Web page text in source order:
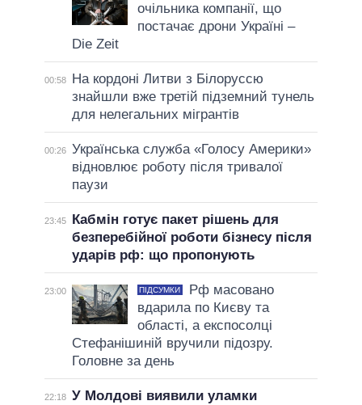
очільника компанії, що
постачає дрони Україні –
Die Zeit
00:58
На кордоні Литви з Білоруссю
знайшли вже третій підземний тунель
для нелегальних мігрантів
00:26 Українська служба «Голосу Америки»
відновлює роботу після тривалої
паузи
23:45
Кабмін готує пакет рішень для
безперебійної роботи бізнесу після
ударів рф: що пропонують
23:00 ПІДСУМКИ
Рф масовано
вдарила по Києву та
області, а експосолці
Стефанішиній вручили підозру.
Головне за день
22:18 У Молдові виявили уламки